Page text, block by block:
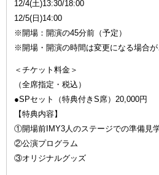
12/4(土)13:30/18:00
12/5(日)14:00
※開場：開演の45分前（予定）
※開場・開演の時間は変更になる場合が
＜チケット料金＞
（全席指定・税込）
●SPセット（特典付きS席）20,000円
【特典内容】
①開場前IMY3人のステージでの準備見
②公演プログラム
③オリジナルグッズ